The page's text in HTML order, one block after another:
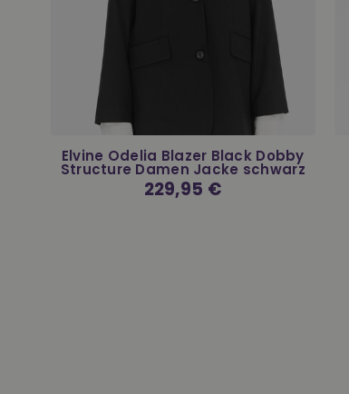
Elvine Odelia Blazer Black Dobby
Structure Damen Jacke schwarz
Normaler
Preis
229,95 €